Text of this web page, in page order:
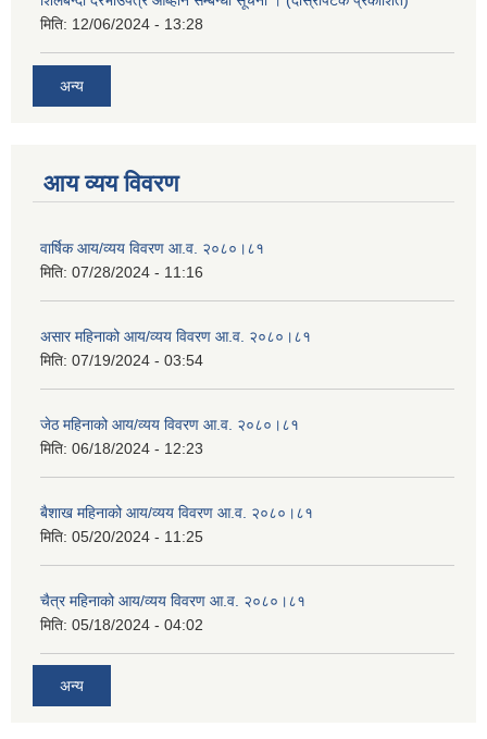
मिति: 12/06/2024 - 13:28
अन्य
आय व्यय विवरण
वार्षिक आय/व्यय विवरण आ.व. २०८०।८१
मिति: 07/28/2024 - 11:16
असार महिनाको आय/व्यय विवरण आ.व. २०८०।८१
मिति: 07/19/2024 - 03:54
जेठ महिनाको आय/व्यय विवरण आ.व. २०८०।८१
मिति: 06/18/2024 - 12:23
बैशाख महिनाको आय/व्यय विवरण आ.व. २०८०।८१
मिति: 05/20/2024 - 11:25
चैत्र महिनाको आय/व्यय विवरण आ.व. २०८०।८१
मिति: 05/18/2024 - 04:02
अन्य